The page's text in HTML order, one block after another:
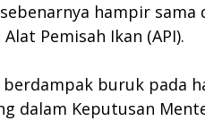
hampir
Pemisah Ikan (API).
buruk pada
dalam Keputusan